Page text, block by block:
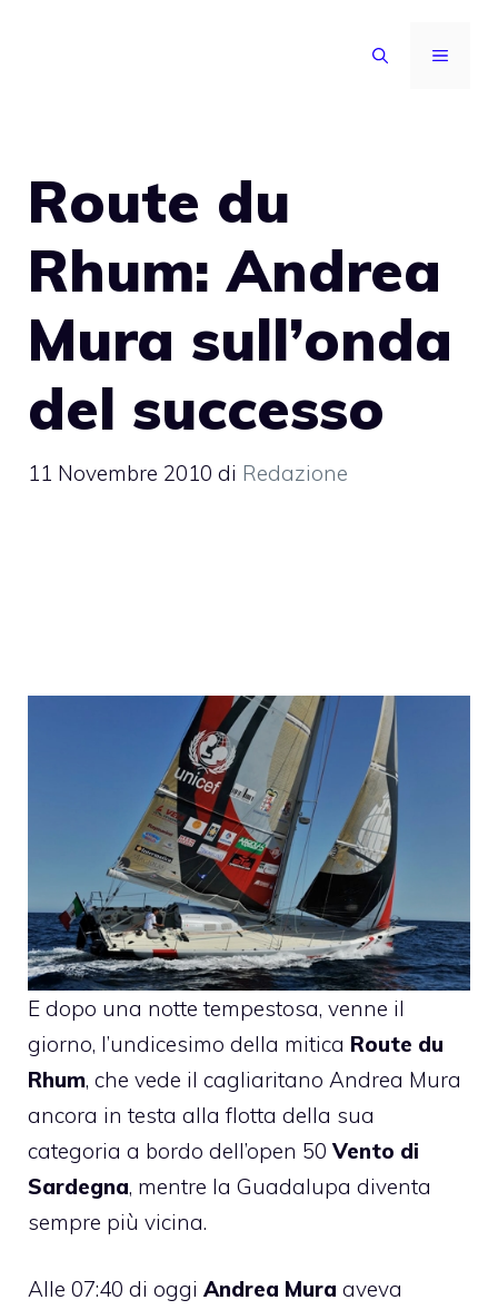
MENU
Route du
Rhum: Andrea
Mura sull’onda
del successo
11 Novembre 2010 di Redazione
E dopo una notte tempestosa, venne il
giorno, l’undicesimo della mitica Route du
Rhum, che vede il cagliaritano Andrea Mura
ancora in testa alla flotta della sua
categoria a bordo dell’open 50Vento di
Sardegna, mentre la Guadalupa diventa
sempre più vicina.
Alle 07:40 di oggi Andrea Mura aveva